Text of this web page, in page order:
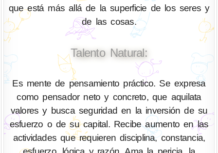
que está más allá de la superficie de los seres y
de las cosas.
Talento Natural:
Es mente de pensamiento práctico. Se expresa
como pensador neto y concreto, que aquilata
valores y busca seguridad en la inversión de su
esfuerzo o de su capital. Recibe aumento en las
actividades que requieren disciplina, constancia,